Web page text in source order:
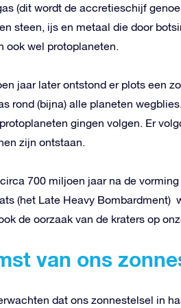
(dit wordt de accretieschijf
steen, ijs en metaal die door
ook wel protoplaneten.
jaar later ontstond er plots een
rond (bijna) alle planeten
gingen volgen. Er
zijn ontstaan.
700 miljoen jaar na de
(het Late Heavy Bombardment)
de oorzaak van de kraters op
van ons
dat ons zonnestelsel in